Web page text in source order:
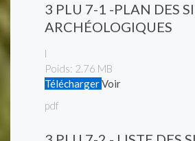
3 PLU 7-1 -PLAN DES
ARCHÉOLOGIQUES
l
Poids: 2.76 MB
TéléchargerVoir
pdf